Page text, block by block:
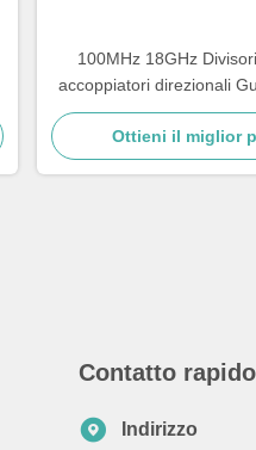
100MHz 18GHz
accoppiatori direzionali
d'onda armonica ad
Ottieni il miglior
Contatto rapido
Indirizzo